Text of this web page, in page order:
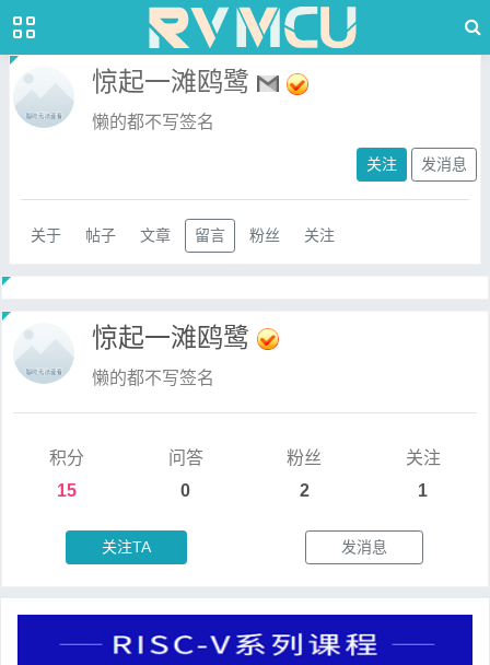
惊起一滩鸥鹭
懒的都不写签名
关注 发消息
关于 帖子 文章 留言 粉丝 关注
惊起一滩鸥鹭
懒的都不写签名
积分
15
问答
0
粉丝
2
关注
1
关注TA 发消息